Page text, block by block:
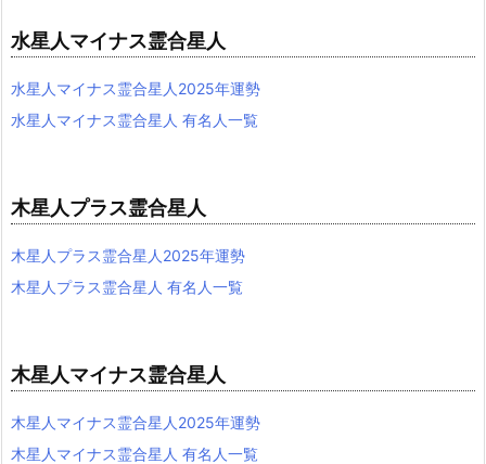
水星人マイナス霊合星人
水星人マイナス霊合星人2025年運勢
水星人マイナス霊合星人 有名人一覧
木星人プラス霊合星人
木星人プラス霊合星人2025年運勢
木星人プラス霊合星人 有名人一覧
木星人マイナス霊合星人
木星人マイナス霊合星人2025年運勢
木星人マイナス霊合星人 有名人一覧